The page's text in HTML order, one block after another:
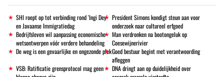
SHI roept op tot verbinding rond 'Ingi Dey'
en Javaanse Immigratiedag
President Simons kondigt steun aan voor
onderzoek naar cultureel erfgoed
Bedrijfsleven wil aanpassing economische
wetsontwerpen vóór verdere behandeling
Man verdronken na bootongeluk op
Coesewijnerivier
De weg is een gevaarlijke en ongezonde plekGoed bestuur begint met verantwoording
afleggen
VSB: Ratificatie grensprotocol mag geen
DNA dringt aan op duidelijkheid over